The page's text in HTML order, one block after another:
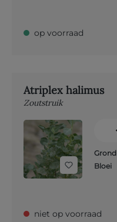
op voorraad
Atriplex halimus
Zoutstruik
Grond
Bloei
niet op voorraad